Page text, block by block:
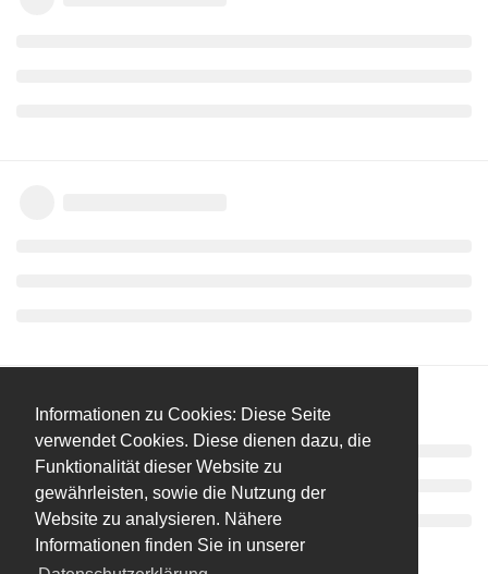
Informationen zu Cookies: Diese Seite
verwendet Cookies. Diese dienen dazu, die
Funktionalität dieser Website zu
gewährleisten, sowie die Nutzung der
Website zu analysieren. Nähere
Informationen finden Sie in unserer